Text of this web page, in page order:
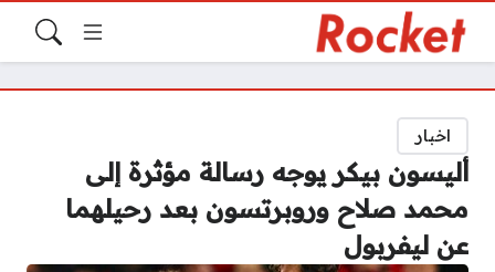
اخبار
أليسون بيكر يوجه رسالة مؤثرة إلى
محمد صلاح وروبرتسون بعد رحيلهما
عن ليفربول